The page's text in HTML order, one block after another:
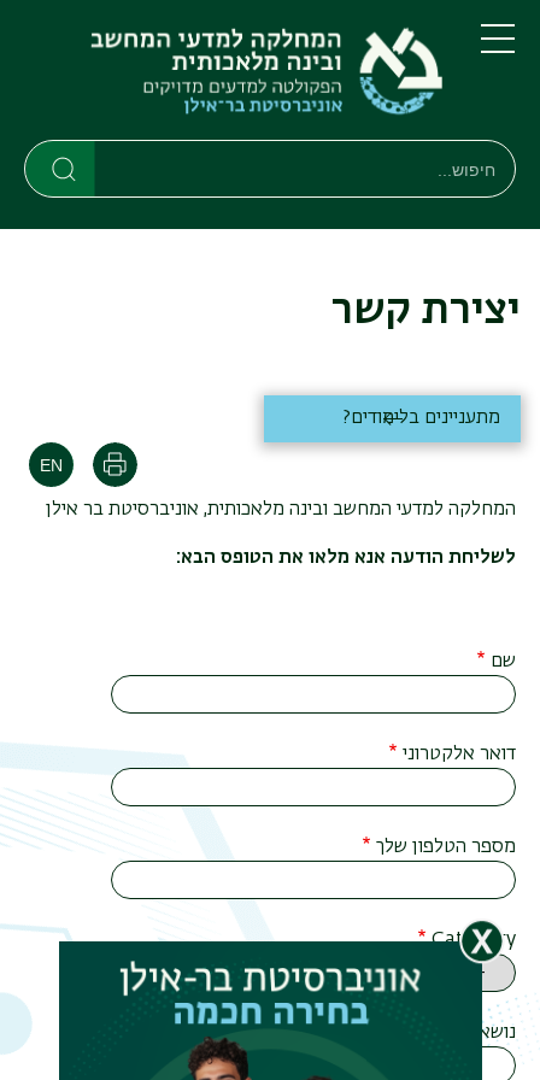
לתוכן
העיקרי
לתפריט
ניווט
ראשי
תפריט
חיפוש
חיפוש
יצירת קשר
מתעניינים בלימודים?
הדפסה
המחלקה למדעי המחשב ובינה מלאכותית, אוניברסיטת בר אילן
לשליחת הודעה אנא מלאו את הטופס הבא:
שם
דואר אלקטרוני
מספר הטלפון שלך
Category
נושא